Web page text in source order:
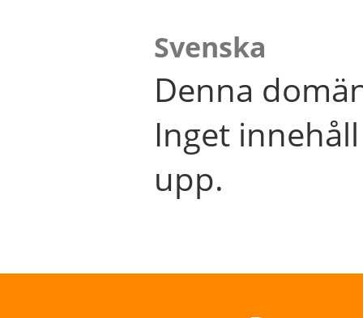
Svenska
Denna
Inget
upp.